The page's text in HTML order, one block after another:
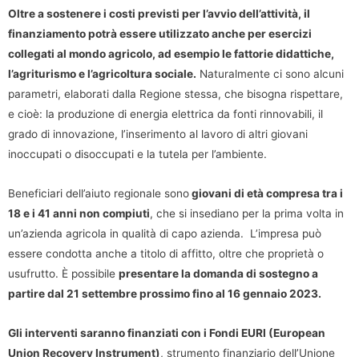
Oltre a sostenere i costi previsti per l’avvio dell’attività, il
finanziamento potrà essere utilizzato anche per esercizi
collegati al mondo agricolo, ad esempio le fattorie didattiche,
l’agriturismo e l’agricoltura sociale. Naturalmente ci sono alcuni
parametri, elaborati dalla Regione stessa, che bisogna rispettare,
e cioè: la produzione di energia elettrica da fonti rinnovabili, il
grado di innovazione, l’inserimento al lavoro di altri giovani
inoccupati o disoccupati e la tutela per l’ambiente.
Beneficiari dell’aiuto regionale sonogiovani di età compresa tra i
18 e i 41 anni non compiuti, che si insediano per la prima volta in
un’azienda agricola in qualità di capo azienda. L’impresa può
essere condotta anche a titolo di affitto, oltre che proprietà o
usufrutto. È possibile presentare la domanda di sostegno a
partire dal 21 settembre prossimo fino al 16 gennaio 2023.
Gli interventi saranno finanziati con i Fondi EURI (European
Union Recovery Instrument), strumento finanziario dell’Unione